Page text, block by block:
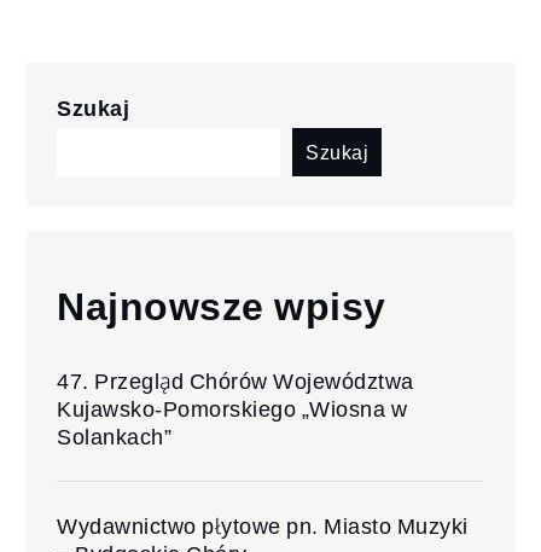
Szukaj
Szukaj
Najnowsze wpisy
47. Przegląd Chórów Województwa
Kujawsko-Pomorskiego „Wiosna w
Solankach”
Wydawnictwo płytowe pn. Miasto Muzyki